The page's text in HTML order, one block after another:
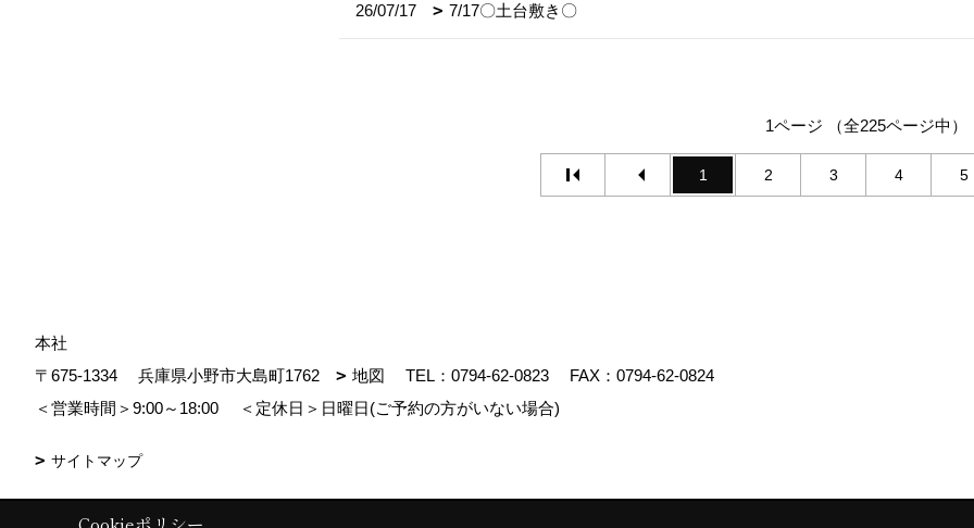
26/07/17 7/17〇土台敷き〇
1ページ （全225ページ中）
1 2 3 4 5
本社
〒675-1334
兵庫県小野市大島町1762 地図 TEL： 0794-62-0823
FAX：0794-62-0824
＜営業時間＞9:00～18:00
＜定休日＞日曜日(ご予約の方がいない場合)
サイトマップ
Copyright (c) MDhomes. All Rights Reserved.